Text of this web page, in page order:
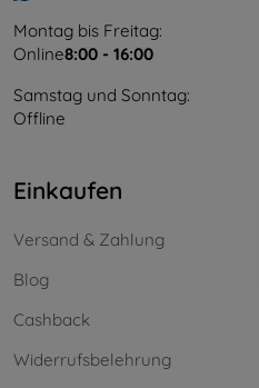
Montag bis Freitag:
Online8:00 - 16:00
Samstag und Sonntag:
Offline
Einkaufen
Versand & Zahlung
Blog
Cashback
Widerrufsbelehrung